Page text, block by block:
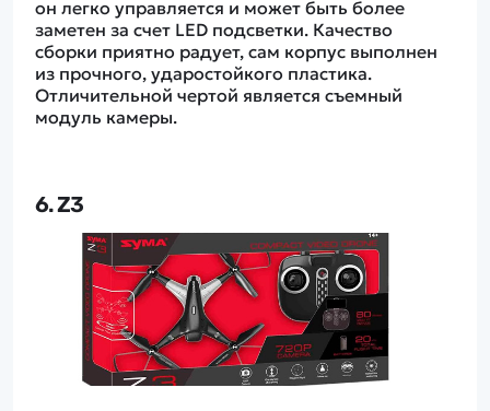
он легко управляется и может быть более
заметен за счет LED подсветки. Качество
сборки приятно радует, сам корпус выполнен
из прочного, ударостойкого пластика.
Отличительной чертой является съемный
модуль камеры.
6. Z3